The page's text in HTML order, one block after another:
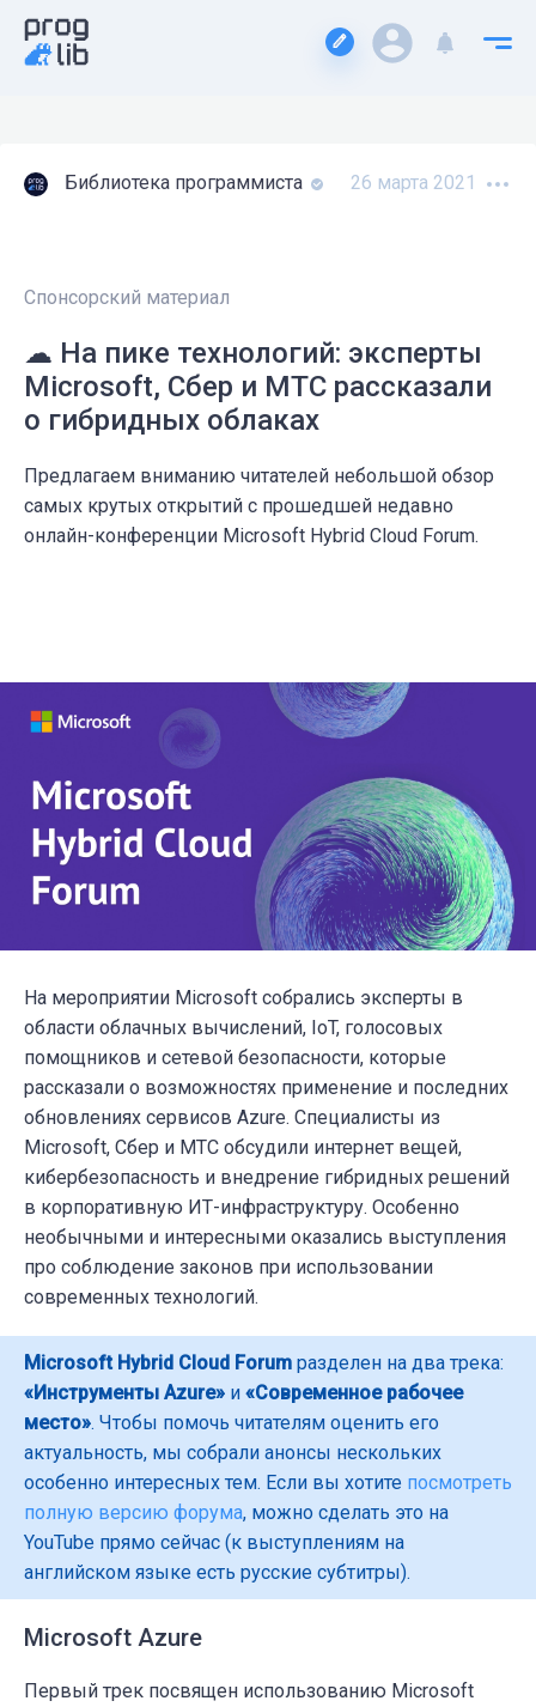
Библиотека программиста 26 марта 2021
Спонсорский материал
☁ На пике технологий: эксперты
Microsoft, Сбер и МТС рассказали
о гибридных облаках
Предлагаем вниманию читателей небольшой обзор
самых крутых открытий с прошедшей недавно
онлайн-конференции Microsoft Hybrid Cloud Forum.
На мероприятии Microsoft собрались эксперты в
области облачных вычислений, IoT, голосовых
помощников и сетевой безопасности, которые
рассказали о возможностях применение и последних
обновлениях сервисов Azure. Специалисты из
Microsoft, Сбер и МТС обсудили интернет вещей,
кибербезопасность и внедрение гибридных решений
в корпоративную ИТ-инфраструктуру. Особенно
необычными и интересными оказались выступления
про соблюдение законов при использовании
современных технологий.
Microsoft Hybrid Cloud Forum разделен на два трека:
«Инструменты Azure» и «Современное рабочее
место». Чтобы помочь читателям оценить его
актуальность, мы собрали анонсы нескольких
особенно интересных тем. Если вы хотите посмотреть
полную версию форума, можно сделать это на
YouTube прямо сейчас (к выступлениям на
английском языке есть русские субтитры).
Microsoft Azure
Первый трек посвящен использованию Microsoft